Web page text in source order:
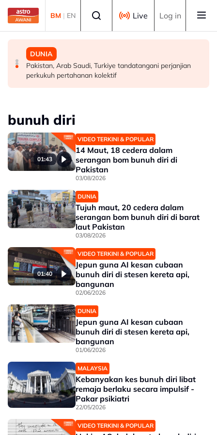
Skip to main content
BM | EN Live Log in
DUNIA
Tamparan buat Trump, mahkamah arah henti
pembinaan dewan majlis baharu White House bernilai
MALAYSIA
Ketua masyarakat perlu fahami, sampaikan dasar
kerajaan pada rakyat - Abang Johari
DUNIA
Pakistan, Arab Saudi, Turkiye tandatangani perjanjian
perkukuh pertahanan kolektif
bunuh diri
01:43
VIDEO TERKINI & POPULAR
14 Maut, 18 cedera dalam
serangan bom bunuh diri di
Pakistan
03/08/2026
DUNIA
Tujuh maut, 20 cedera dalam
serangan bom bunuh diri di barat
laut Pakistan
03/08/2026
01:40
VIDEO TERKINI & POPULAR
Jepun guna AI kesan cubaan
bunuh diri di stesen kereta api,
bangunan
02/06/2026
DUNIA
Jepun guna AI kesan cubaan
bunuh diri di stesen kereta api,
bangunan
01/06/2026
MALAYSIA
Kebanyakan kes bunuh diri libat
remaja berlaku secara impulsif -
Pakar psikiatri
22/05/2026
VIDEO TERKINI & POPULAR